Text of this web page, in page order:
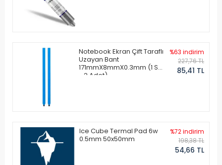
Notebook Ekran Çift Taraflı
Uzayan Bant
171mmX8mmX0.3mm (1 Set
- 2 Adet)
%63 indirim
227,76 TL
85,41 TL
Ice Cube Termal Pad 6w
0.5mm 50x50mm
%72 indirim
198,38 TL
54,66 TL